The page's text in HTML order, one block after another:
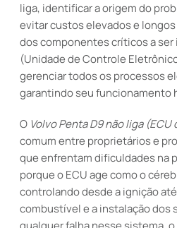
liga, identificar a origem do
evitar custos elevados e
dos componentes críticos a
(Unidade de Controle
gerenciar todos os processos
garantindo seu funcionamento
O Volvo Penta D9 não liga
comum entre proprietários e
que enfrentam dificuldades na
porque o ECU age como o
controlando desde a ignição
combustível e a instalação dos